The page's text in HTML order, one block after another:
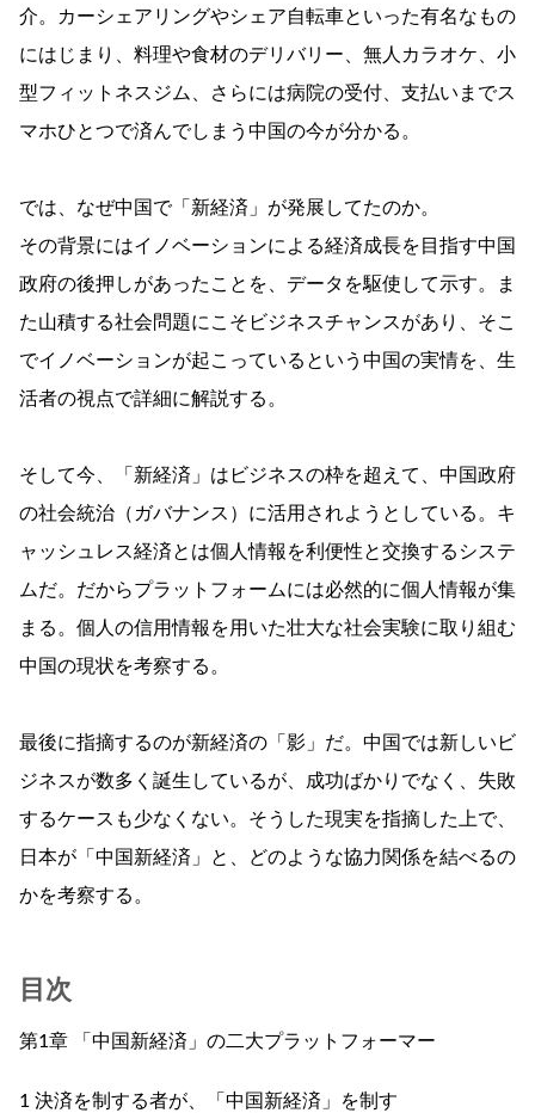
介。カーシェアリングやシェア自転車といった有名なもの
にはじまり、料理や食材のデリバリー、無人カラオケ、小
型フィットネスジム、さらには病院の受付、支払いまでス
マホひとつで済んでしまう中国の今が分かる。
では、なぜ中国で「新経済」が発展してたのか。
その背景にはイノベーションによる経済成長を目指す中国
政府の後押しがあったことを、データを駆使して示す。ま
た山積する社会問題にこそビジネスチャンスがあり、そこ
でイノベーションが起こっているという中国の実情を、生
活者の視点で詳細に解説する。
そして今、「新経済」はビジネスの枠を超えて、中国政府
の社会統治（ガバナンス）に活用されようとしている。キ
ャッシュレス経済とは個人情報を利便性と交換するシステ
ムだ。だからプラットフォームには必然的に個人情報が集
まる。個人の信用情報を用いた壮大な社会実験に取り組む
中国の現状を考察する。
最後に指摘するのが新経済の「影」だ。中国では新しいビ
ジネスが数多く誕生しているが、成功ばかりでなく、失敗
するケースも少なくない。そうした現実を指摘した上で、
日本が「中国新経済」と、どのような協力関係を結べるの
かを考察する。
目次
第1章 「中国新経済」の二大プラットフォーマー
1 決済を制する者が、「中国新経済」を制す